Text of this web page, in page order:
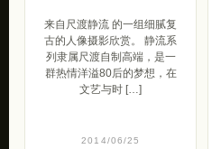
来自尺渡静流 的一组细腻复
古的人像摄影欣赏。 静流系
列隶属尺渡自制高端，是一
群热情洋溢80后的梦想，在
文艺与时 […]
2014/06/25